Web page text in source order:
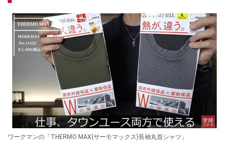
ワークマンの「THERMO MAX(サーモマックス)長袖丸首シャツ」